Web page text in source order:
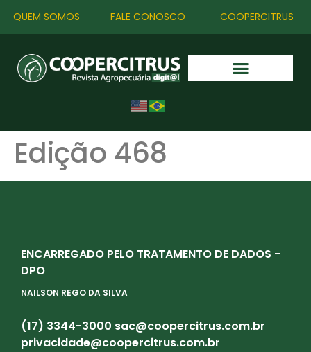
QUEM SOMOS FALE CONOSCO COOPERCITRUS
Edição 468
ENCARREGADO PELO TRATAMENTO DE DADOS -
DPO
NAILSON REGO DA SILVA
(17) 3344-3000 sac@coopercitrus.com.br
privacidade@coopercitrus.com.br